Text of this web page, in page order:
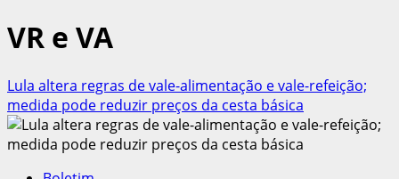
VR e VA
Lula altera regras de vale-alimentação e vale-refeição;
medida pode reduzir preços da cesta básica